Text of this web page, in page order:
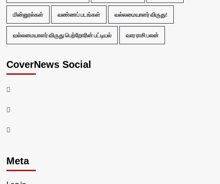
மின்னூல்கள் வண்ணப் படங்கள் வல்லமையாளர் விருது!
வல்லமையாளர் விருது பெற்றோரின் பட்டியல் வார ராசி பலன்
CoverNews Social
Facebook
Twitter
Youtube
Meta